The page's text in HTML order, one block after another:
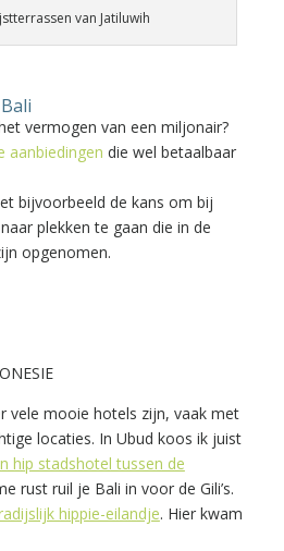
van Jatiluwih
vermogen van een miljonair?
aanbiedingen die wel betaalbaar
bijvoorbeeld de kans om bij
plekken te gaan die in de
opgenomen.
vele mooie hotels zijn, vaak met
locaties. In Ubud koos ik juist
hip stadshotel tussen de
rust ruil je Bali in voor de Gili’s.
hippie-eilandje. Hier kwam